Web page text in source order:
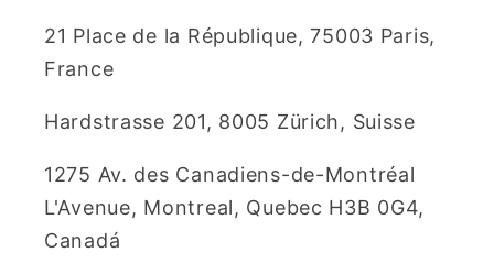
21 Place de la République, 75003 Paris,
France
Hardstrasse 201, 8005 Zürich, Suisse
1275 Av. des Canadiens-de-Montréal
L'Avenue, Montreal, Quebec H3B 0G4,
Canadá